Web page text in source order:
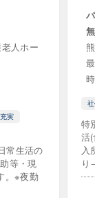
訪問介護員・ヘルパー
時間勤務 シ
前のみ勤務
人ホー
実
常生活の
等・現
。※夜勤
特
活
入
り